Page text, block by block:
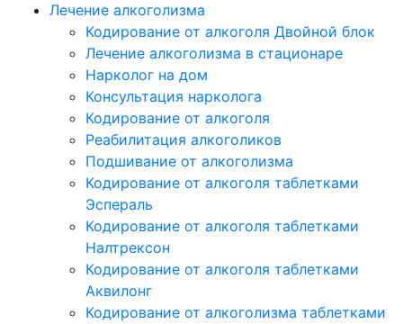
Лечение алкоголизма
Кодирование от алкоголя Двойной блок
Лечение алкоголизма в стационаре
Нарколог на дом
Консультация нарколога
Кодирование от алкоголя
Реабилитация алкоголиков
Подшивание от алкоголизма
Кодирование от алкоголя таблетками
Эспераль
Кодирование от алкоголя таблетками
Налтрексон
Кодирование от алкоголя таблетками
Аквилонг
Кодирование от алкоголизма таблетками